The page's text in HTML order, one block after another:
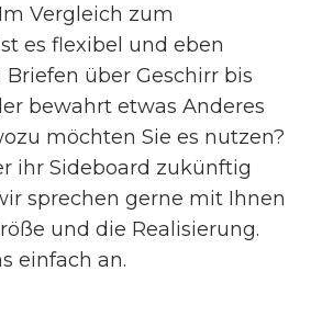
Vergleich zum
es flexibel und eben
über Geschirr bis
bewahrt etwas Anderes
möchten Sie es nutzen?
ihr Sideboard zukünftig
sprechen gerne mit Ihnen
und die Realisierung.
einfach an.